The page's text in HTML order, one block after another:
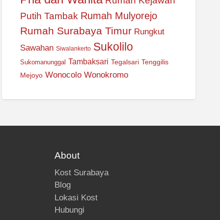
Putih Tambak Rumah Mulyorejo
Rumah Surabaya Timur Rungkut
Sawahan Siwalankerto Sukolilo
Sukomanunggal Tambaksari Tegalsari Tenggilis
Mejoyo Wonocolo Wonokromo
About
Kost Surabaya
Blog
Lokasi Kost
Hubungi